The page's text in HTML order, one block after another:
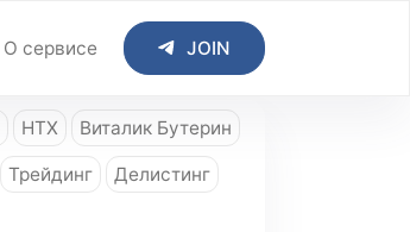
О сервисе JOIN
HTX Виталик Бутерин
Трейдинг Делистинг